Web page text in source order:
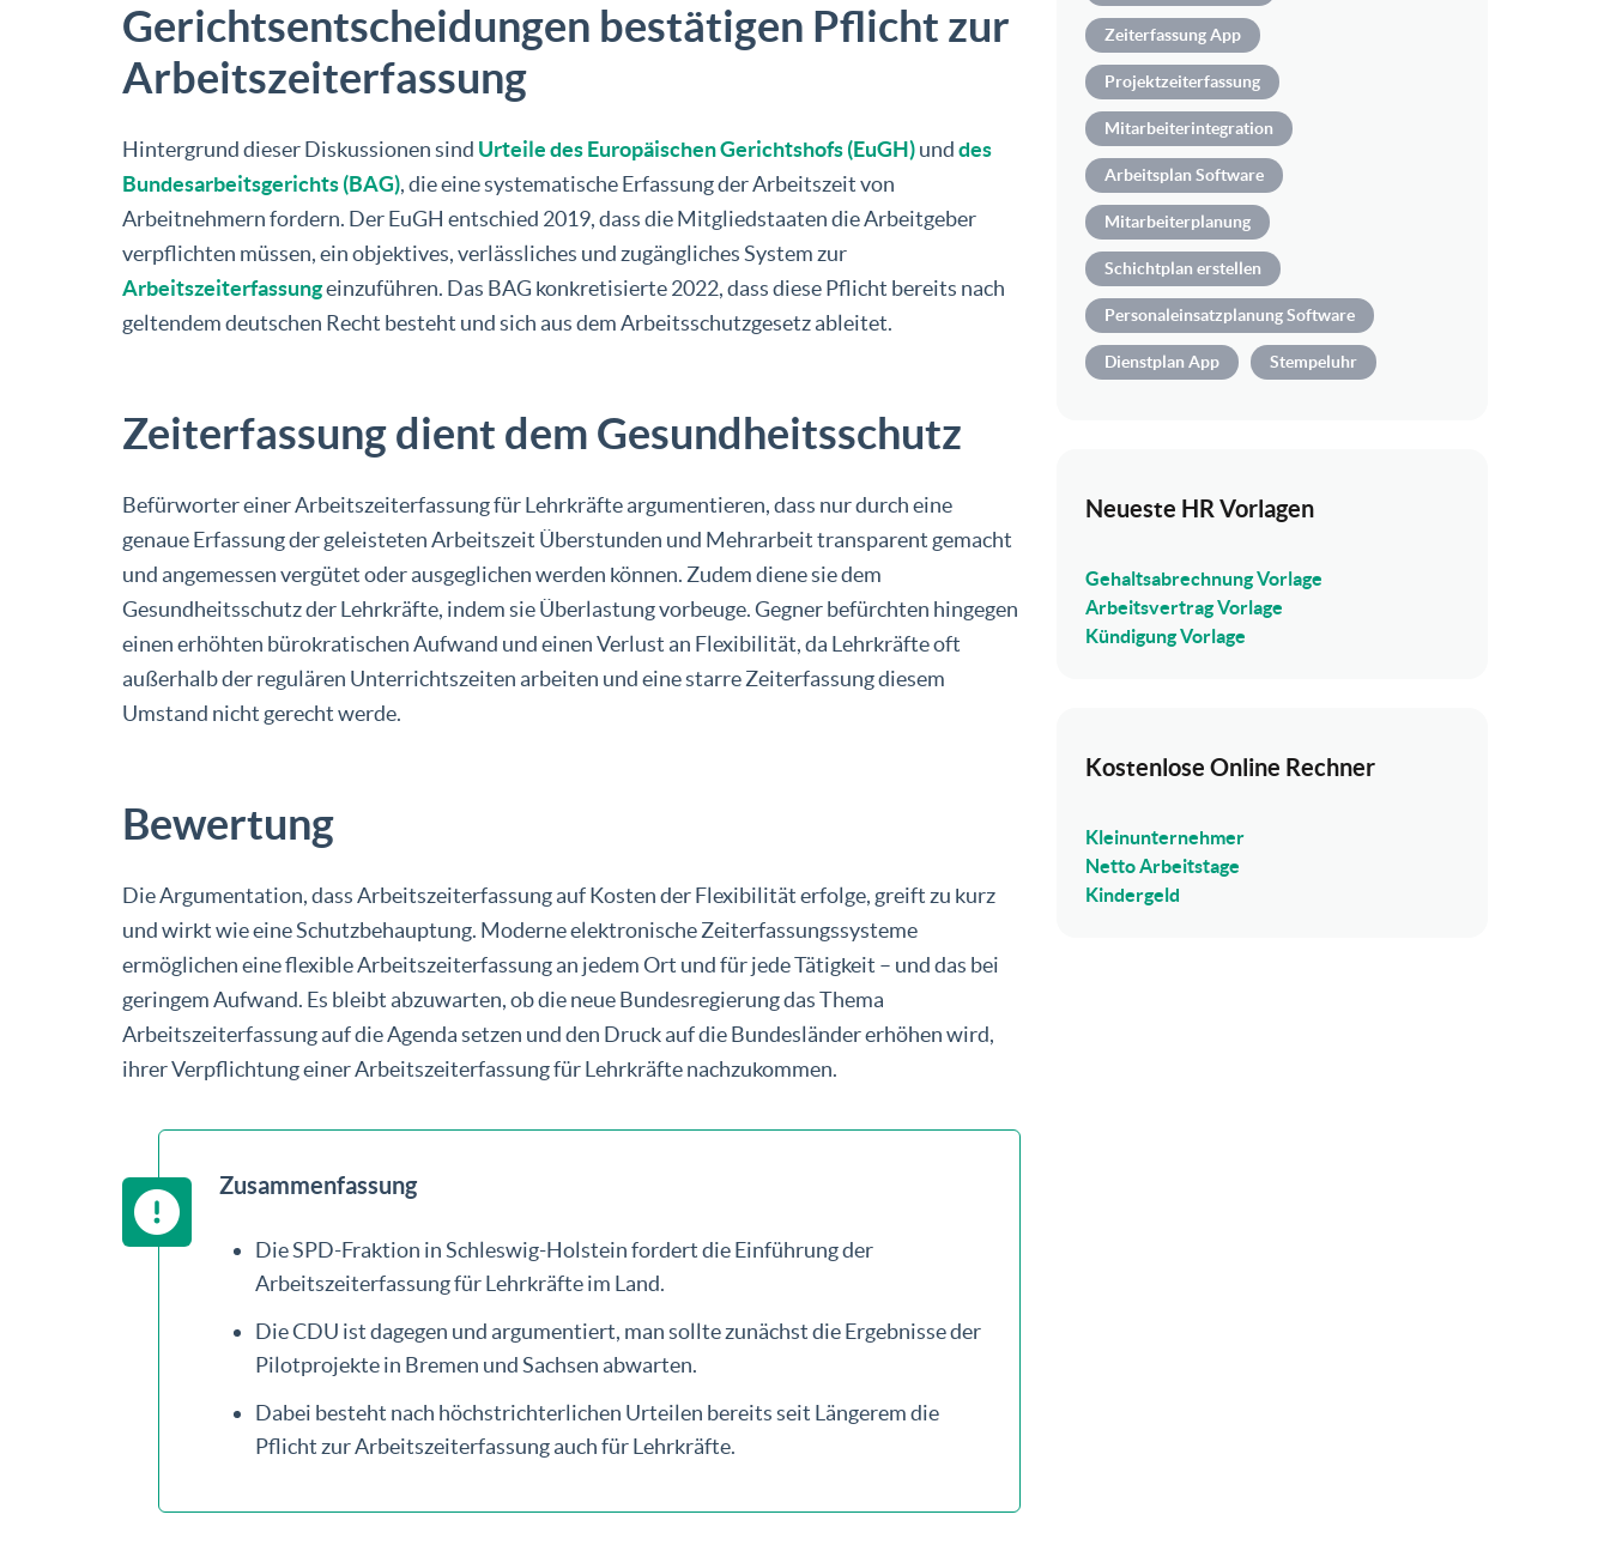
Gerichtsentscheidungen bestätigen Pflicht zur
Arbeitszeiterfassung
Hintergrund dieser Diskussionen sind Urteile des Europäischen Gerichtshofs (EuGH)unddes
Bundesarbeitsgerichts (BAG), die eine systematische Erfassung der Arbeitszeit von
Arbeitnehmern fordern. Der EuGH entschied 2019, dass die Mitgliedstaaten die Arbeitgeber
verpflichten müssen, ein objektives, verlässliches und zugängliches System zur
Arbeitszeiterfassungeinzuführen. Das BAG konkretisierte 2022, dass diese Pflicht bereits nach
geltendem deutschen Recht besteht und sich aus dem Arbeitsschutzgesetz ableitet.
Zeiterfassung dient dem Gesundheitsschutz
Befürworter einer Arbeitszeiterfassung für Lehrkräfte argumentieren, dass nur durch eine
genaue Erfassung der geleisteten Arbeitszeit Überstunden und Mehrarbeit transparent gemacht
und angemessen vergütet oder ausgeglichen werden können. Zudem diene sie dem
Gesundheitsschutz der Lehrkräfte, indem sie Überlastung vorbeuge. Gegner befürchten hingegen
einen erhöhten bürokratischen Aufwand und einen Verlust an Flexibilität, da Lehrkräfte oft
außerhalb der regulären Unterrichtszeiten arbeiten und eine starre Zeiterfassung diesem
Umstand nicht gerecht werde.
Bewertung
Die Argumentation, dass Arbeitszeiterfassung auf Kosten der Flexibilität erfolge, greift zu kurz
und wirkt wie eine Schutzbehauptung. Moderne elektronische Zeiterfassungssysteme
ermöglichen eine flexible Arbeitszeiterfassung an jedem Ort und für jede Tätigkeit – und das bei
geringem Aufwand. Es bleibt abzuwarten, ob die neue Bundesregierung das Thema
Arbeitszeiterfassung auf die Agenda setzen und den Druck auf die Bundesländer erhöhen wird,
ihrer Verpflichtung einer Arbeitszeiterfassung für Lehrkräfte nachzukommen.
Zusammenfassung
Die SPD-Fraktion in Schleswig-Holstein fordert die Einführung der
Arbeitszeiterfassung für Lehrkräfte im Land.
Die CDU ist dagegen und argumentiert, man sollte zunächst die Ergebnisse der
Pilotprojekte in Bremen und Sachsen abwarten.
Dabei besteht nach höchstrichterlichen Urteilen bereits seit Längerem die
Pflicht zur Arbeitszeiterfassung auch für Lehrkräfte.
Zeiterfassung App
Projektzeiterfassung
Mitarbeiterintegration
Arbeitsplan Software
Mitarbeiterplanung
Schichtplan erstellen
Personaleinsatzplanung Software
Dienstplan App Stempeluhr
Neueste HR Vorlagen
Gehaltsabrechnung Vorlage
Arbeitsvertrag Vorlage
Kündigung Vorlage
Kostenlose Online Rechner
Kleinunternehmer
Netto Arbeitstage
Kindergeld